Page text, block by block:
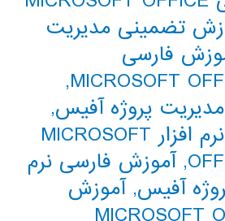
تضمینی مدیریت
فارسی
MICROSOFT
,
پروژه آفیس,
آموزش فارسی نرم افزار MICROSOFT
,آموزش فارسی نرم
آفیس,آموزش